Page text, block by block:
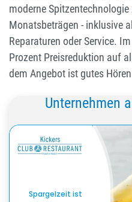
moderne
Monatsbeträgen - inklusive
Reparaturen oder Service.
Prozent Preisreduktion auf
dem Angebot ist gutes
Unternehmen